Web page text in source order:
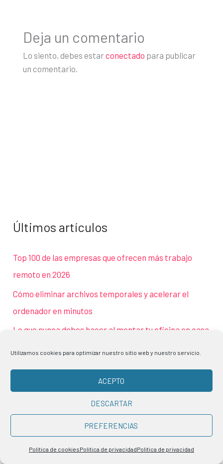
Utilizamos cookies para optimizar nuestro sitio web y nuestro servicio.
ACEPTO
DESCARTAR
PREFERENCIAS
Política de cookiesPolítica de privacidadPolítica de privacidad
Deja un comentario
Lo siento, debes estarconectado para publicar
un comentario.
Últimos artículos
Top 100 de las empresas que ofrecen más trabajo
remoto en 2026
Cómo eliminar archivos temporales y acelerar el
ordenador en minutos
Lo que nunca debes hacer al montar tu oficina en casa
Cómo hacer networking para cambiar de sector y
Por qué pierdes las ganas de trabajar desde casa y
cómo recuperar la motivación